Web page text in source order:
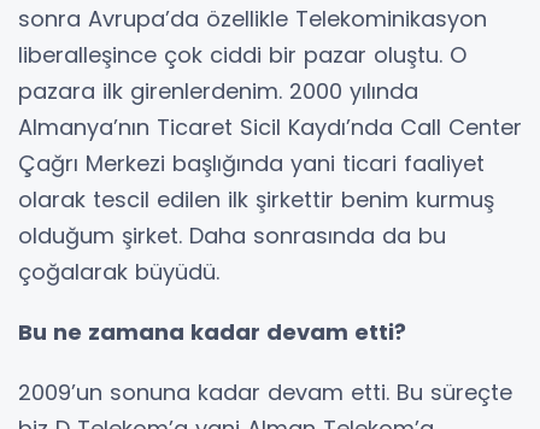
sonra Avrupa’da özellikle Telekominikasyon
liberalleşince çok ciddi bir pazar oluştu. O
pazara ilk girenlerdenim. 2000 yılında
Almanya’nın Ticaret Sicil Kaydı’nda Call Center
Çağrı Merkezi başlığında yani ticari faaliyet
olarak tescil edilen ilk şirkettir benim kurmuş
olduğum şirket. Daha sonrasında da bu
çoğalarak büyüdü.
Bu ne zamana kadar devam etti?
2009’un sonuna kadar devam etti. Bu süreçte